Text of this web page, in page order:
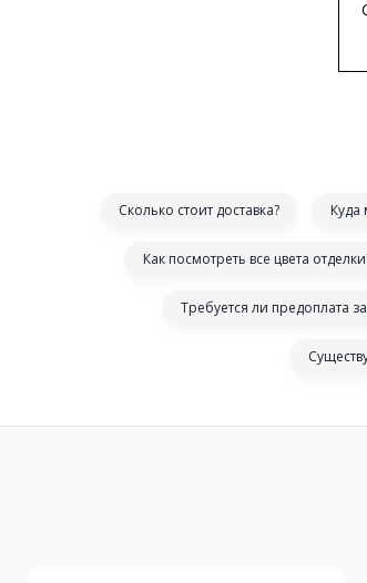
Сколько стоит доставка? Куда
Как посмотреть все цвета
Требуется ли предоплата